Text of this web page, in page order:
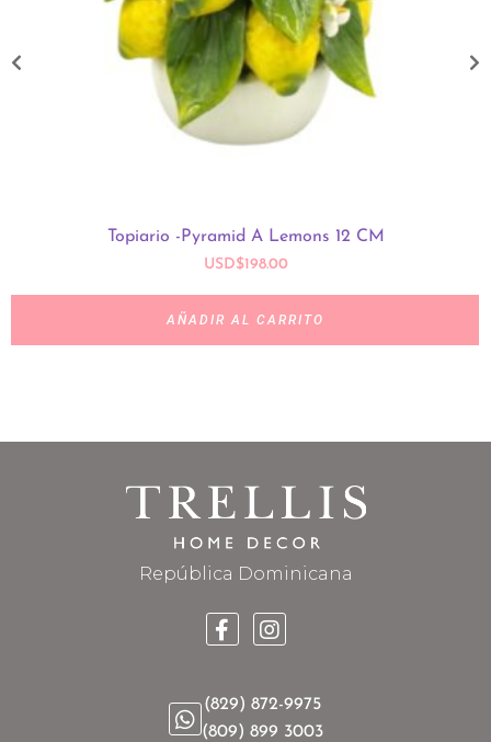
Topiario -Pyramid A Lemons 12 CM
USD$198.00
AÑADIR AL CARRITO
República Dominicana
(829) 872-9975
(809) 899 3003